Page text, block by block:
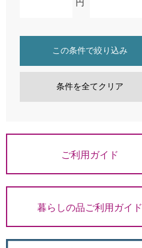
この条件で絞り込み
条件を全てクリア
ご利用ガイド
暮らしの品ご利用ガイド